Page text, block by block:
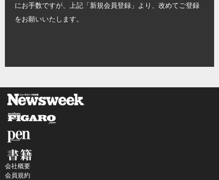
にお手数ですが、上記「新規会員登録」より、改めてご登録
をお願いいたします。
会社概要
会員規約